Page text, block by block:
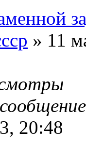
» 11
20:48